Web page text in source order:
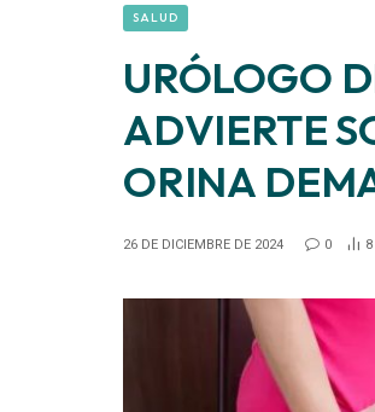
SALUD
URÓLOGO
ADVIERTE
ORINA
26 DE DICIEMBRE DE 2024 0 8